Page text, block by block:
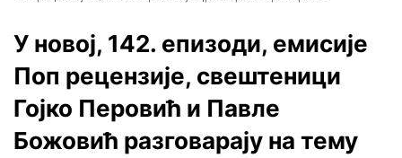
У новој, 142. епизоди, емисије
Поп рецензије, свештеници
Гојко Перовић и Павле
Божовић разговарају на тему